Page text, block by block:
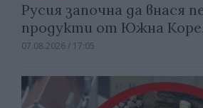
Русия започна да внася
продукти от Южна
07.08.2026 / 17:05